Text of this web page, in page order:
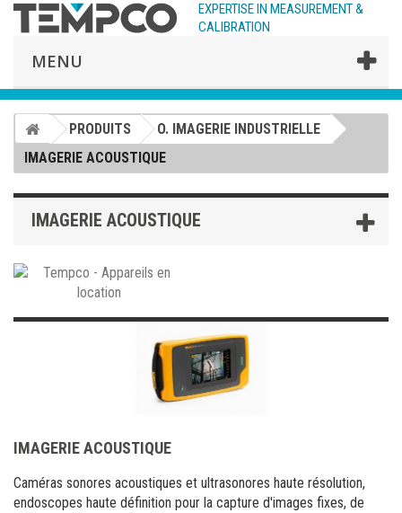
EXPERTISE IN MEASUREMENT &
CALIBRATION
MENU
PRODUITS
O. IMAGERIE INDUSTRIELLE
IMAGERIE ACOUSTIQUE
IMAGERIE ACOUSTIQUE
IMAGERIE ACOUSTIQUE
Caméras sonores acoustiques et ultrasonores haute résolution,
endoscopes haute définition pour la capture d'images fixes, de